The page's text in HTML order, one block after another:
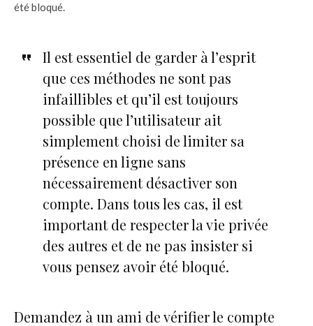
été bloqué.
Il est essentiel de garder à l’esprit
que ces méthodes ne sont pas
infaillibles et qu’il est toujours
possible que l’utilisateur ait
simplement choisi de limiter sa
présence en ligne sans
nécessairement désactiver son
compte. Dans tous les cas, il est
important de respecter la vie privée
des autres et de ne pas insister si
vous pensez avoir été bloqué.
Demandez à un ami de vérifier le compte